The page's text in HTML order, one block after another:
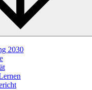
2030